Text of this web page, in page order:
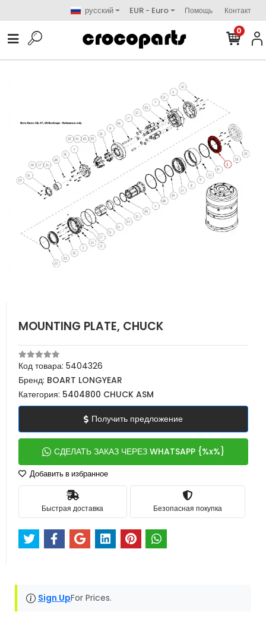
русский EUR - Euro Помощь Контакт
0
MOUNTING PLATE, CHUCK
Код товара: 5404326
Бренд: BOART LONGYEAR
Категория: 5404800 CHUCK ASM
Получить предложение
СДЕЛАТЬ ЗАКАЗ ЧЕРЕЗ WHATSAPP {%x%}
Добавить в избранное
Быстрая доставка Безопасная покупка
Sign UpFor Prices.